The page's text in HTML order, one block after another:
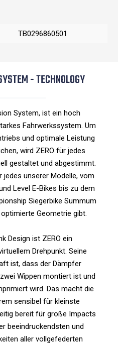
TB0296860501
- TECHNOLOGY
System, ist ein hoch
Fahrwerkssystem. Um
und optimale Leistung
wird ZERO für jedes
gestaltet und abgestimmt.
unserer Modelle, vom
Level E-Bikes bis zu dem
Siegerbike Summum
Geometrie gibt.
Design ist ZERO ein
Drehpunkt. Seine
ist, dass der Dämpfer
Wippen montiert ist und
wird. Das macht die
sensibel für kleinste
bereit für große Impacts
beeindruckendsten und
aller vollgefederten